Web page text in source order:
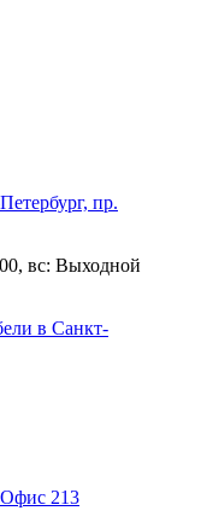
пр.
вс: Выходной
Офис 213